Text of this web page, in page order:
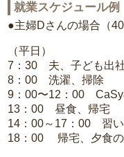
就業スケジュール例
●主婦Dさんの場合（40
（平日）
7：30 夫、子ども出
8：00 洗濯、掃除
9：00〜12：00 CaSy
13：00 昼食、帰宅
14：00～17：00 習
18：00 帰宅、夕食